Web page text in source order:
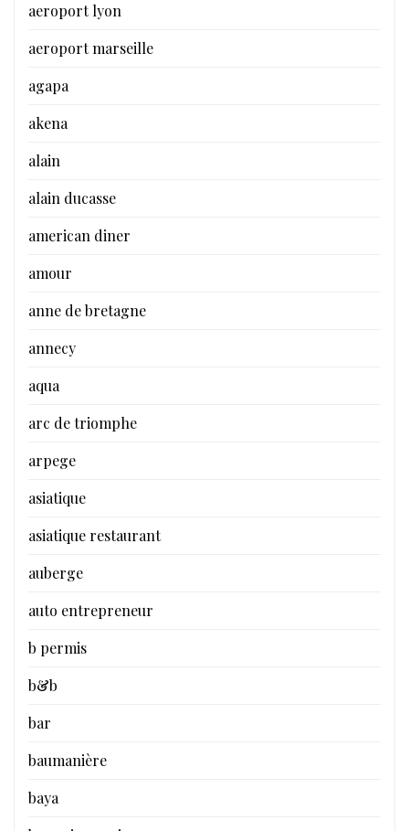
aeroport lyon
aeroport marseille
agapa
akena
alain
alain ducasse
american diner
amour
anne de bretagne
annecy
aqua
arc de triomphe
arpege
asiatique
asiatique restaurant
auberge
auto entrepreneur
b permis
b&b
bar
baumanière
baya